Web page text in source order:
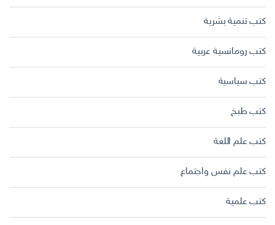
كتب تنمية بشرية
كتب رومانسية عربية
كتب سياسية
كتب طبخ
كتب علم اللغة
كتب علم نفس واجتماع
كتب علمية